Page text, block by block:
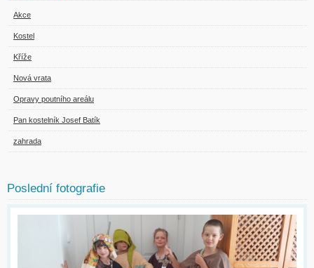
Akce
Kostel
Kříže
Nová vrata
Opravy poutního areálu
Pan kostelník Josef Batík
zahrada
Poslední fotografie